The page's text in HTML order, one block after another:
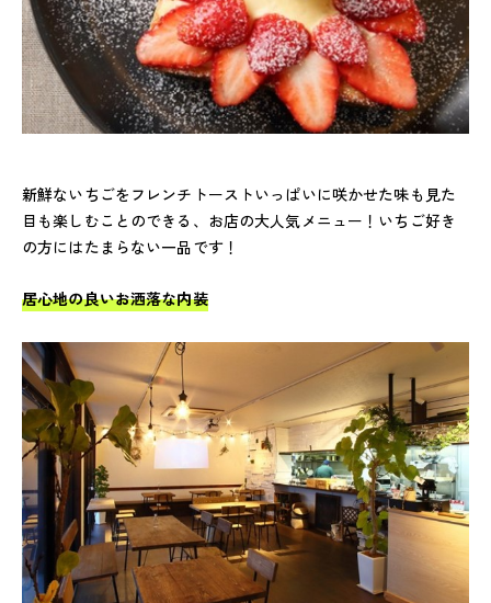
新鮮ないちごをフレンチトーストいっぱいに咲かせた味も見た
目も楽しむことのできる、お店の大人気メニュー！いちご好き
の方にはたまらない一品です！
居心地の良いお洒落な内装